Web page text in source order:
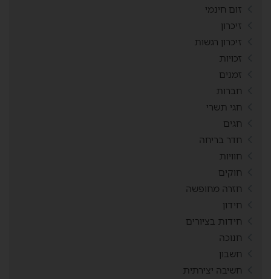
זום חינמי
זיכרון
זיכרון רגשות
זכויות
זמנים
חברות
חגי תשרי
חגים
חדר בריחה
חוויות
חוקים
חזרה מחופשה
חידון
חידות בציורים
חנוכה
חשבון
חשיבה יצירתית